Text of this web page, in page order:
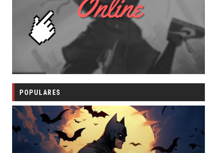
POPULARES